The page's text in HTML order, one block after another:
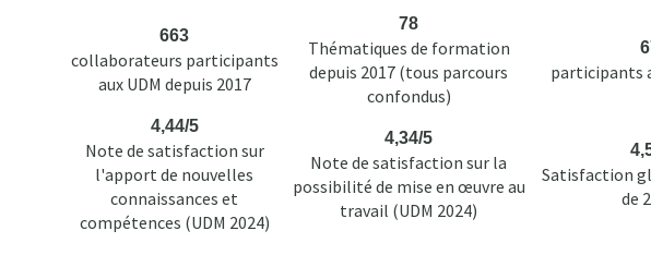
663
collaborateurs participants
aux UDM depuis 2017
78
Thématiques de formation
depuis 2017 (tous parcours
confondus)
participants
4,44/5
Note de satisfaction sur
l'apport de nouvelles
connaissances et
compétences (UDM 2024)
4,34/5
Note de satisfaction sur la
possibilité de mise en œuvre au
travail (UDM 2024)
Satisfaction
de